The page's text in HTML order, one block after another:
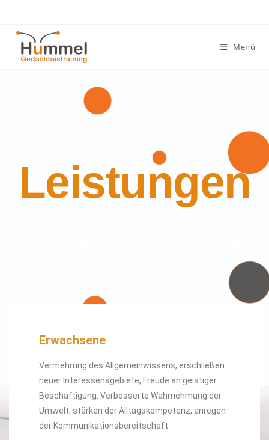
Menü
Leistungen
Erwachsene
Vermehrung des Allgemeinwissens, erschließen
neuer Interessensgebiete, Freude an geistiger
Beschäftigung. Verbesserte Wahrnehmung der
Umwelt, stärken der Alltagskompetenz, anregen
der Kommunikationsbereitschaft.